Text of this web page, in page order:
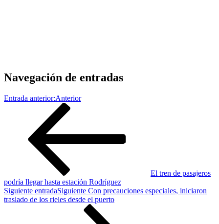
Navegación de entradas
Entrada anterior:Anterior
El tren de pasajeros
podría llegar hasta estación Rodríguez
Siguiente entradaSiguiente Con precauciones especiales, iniciaron
traslado de los rieles desde el puerto